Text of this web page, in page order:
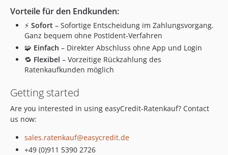
Vorteile für den Endkunden:
⚡ Sofort – Sofortige Entscheidung im Zahlungsvorgang.
Ganz bequem ohne PostIdent-Verfahren
🧩 Einfach – Direkter Abschluss ohne App und Login
🔁 Flexibel – Vorzeitige Rückzahlung des
Ratenkaufkunden möglich
Getting started
Are you interested in using easyCredit-Ratenkauf? Contact
us now:
sales.ratenkauf@easycredit.de
+49 (0)911 5390 2726